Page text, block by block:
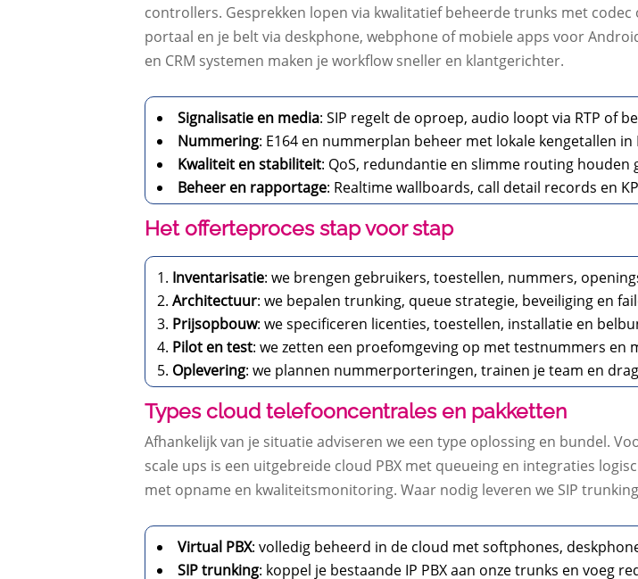
controllers. Gesprekken lopen via kwalitatief beheerde trunks met
portaal en je belt via deskphone, webphone of mobiele apps voor
en CRM systemen maken je workflow sneller en klantgerichter.
Signalisatie en media: SIP regelt de oproep, audio loopt via RTP of
Nummering: E164 en nummerplan beheer met lokale kengetallen
Kwaliteit en stabiliteit: QoS, redundantie en slimme routing houden
Beheer en rapportage: Realtime wallboards, call detail records en
Het offerteproces stap voor stap
Inventarisatie: we brengen gebruikers, toestellen, nummers,
Architectuur: we bepalen trunking, queue strategie, beveiliging en
Prijsopbouw: we specificeren licenties, toestellen, installatie en
Pilot en test: we zetten een proefomgeving op met testnummers en
Oplevering: we plannen nummerporteringen, trainen je team en
Types cloud telefooncentrales en pakketten
Afhankelijk van je situatie adviseren we een type oplossing en bundel.
scale ups is een uitgebreide cloud PBX met queueing en integraties
met opname en kwaliteitsmonitoring. Waar nodig leveren we SIP
Virtual PBX: volledig beheerd in de cloud met softphones,
SIP trunking: koppel je bestaande IP PBX aan onze trunks en voeg